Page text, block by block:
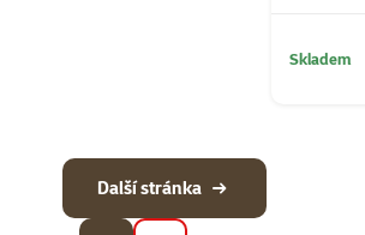
Skladem
Další stránka